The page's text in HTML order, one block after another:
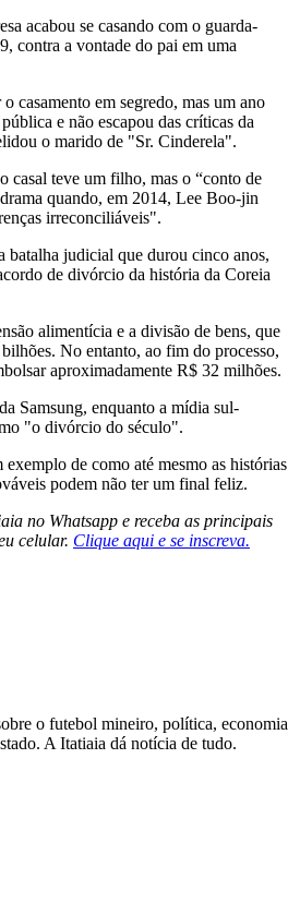
acabou se casando com o guarda-
contra a vontade do pai em uma
casamento em segredo, mas um ano
e não escapou das críticas da
o marido de "Sr. Cinderela".
casal teve um filho, mas o “conto de
quando, em 2014, Lee Boo-jin
irreconciliáveis".
batalha judicial que durou cinco anos,
de divórcio da história da Coreia
alimentícia e a divisão de bens, que
No entanto, ao fim do processo,
aproximadamente R$ 32 milhões.
Samsung, enquanto a mídia sul-
"o divórcio do século".
de como até mesmo as histórias
podem não ter um final feliz.
no Whatsapp e receba as principais
celular. Clique aqui e se inscreva.
o futebol mineiro, política, economia
A Itatiaia dá notícia de tudo.